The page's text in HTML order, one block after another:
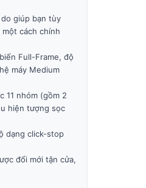
giúp bạn tùy
cách chính
Full-Frame, độ
máy Medium
11 nhóm (gồm 2
hiện tượng sọc
dạng click-stop
đổi mới tận cửa,